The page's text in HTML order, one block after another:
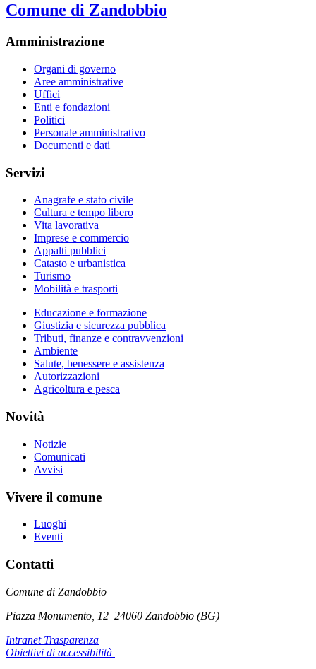
Comune di Zandobbio
Amministrazione
Organi di governo
Aree amministrative
Uffici
Enti e fondazioni
Politici
Personale amministrativo
Documenti e dati
Servizi
Anagrafe e stato civile
Cultura e tempo libero
Vita lavorativa
Imprese e commercio
Appalti pubblici
Catasto e urbanistica
Turismo
Mobilità e trasporti
Educazione e formazione
Giustizia e sicurezza pubblica
Tributi, finanze e contravvenzioni
Ambiente
Salute, benessere e assistenza
Autorizzazioni
Agricoltura e pesca
Novità
Notizie
Comunicati
Avvisi
Vivere il comune
Luoghi
Eventi
Contatti
Comune di Zandobbio
Piazza Monumento, 12 24060 Zandobbio (BG)
Intranet Trasparenza
Obiettivi di accessibilità